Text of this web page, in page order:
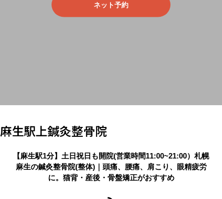
ネット予約
麻生駅上鍼灸整骨院
【麻生駅1分】土日祝日も開院(営業時間11:00~21:00）札幌
麻生の鍼灸整骨院(整体)｜頭痛、腰痛、肩こり、眼精疲労
に。猫背・産後・骨盤矯正がおすすめ